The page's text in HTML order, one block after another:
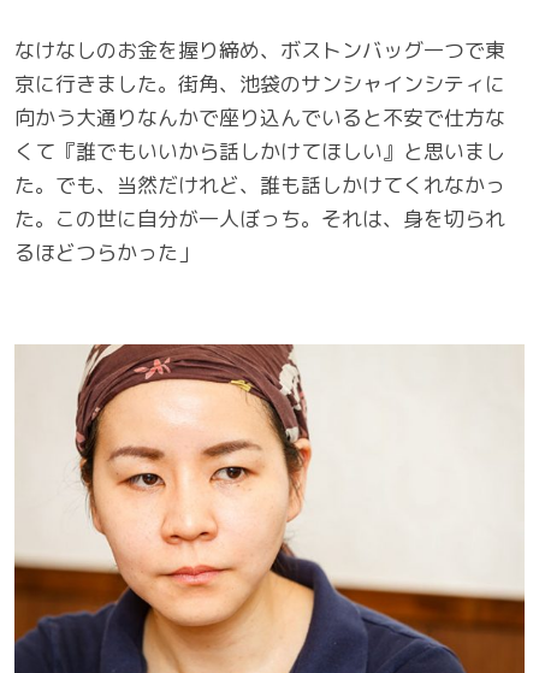
なけなしのお金を握り締め、ボストンバッグ一つで東
京に行きました。街角、池袋のサンシャインシティに
向かう大通りなんかで座り込んでいると不安で仕方な
くて『誰でもいいから話しかけてほしい』と思いまし
た。でも、当然だけれど、誰も話しかけてくれなかっ
た。この世に自分が一人ぼっち。それは、身を切られ
るほどつらかった」